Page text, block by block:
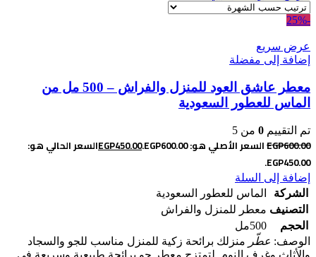
-25%
عرض سريع
إضافة إلى مفضلة
معطر عاشق العود للمنزل والفراش – 500 مل من
الماس للعطور السعودية
تم التقييم 0 من 5
EGP600.00 السعر الأصلي هو: EGP600.00. EGP450.00
السعر الحالي هو:
EGP450.00.
إضافة إلى السلة
الشركة
الماس للعطور السعودية
التصنيف معطر للمنزل والفراش
الحجم
500مل
الوصف: عطّر منزلك برائحة زكية للمنزل مناسب للجو والسجاد